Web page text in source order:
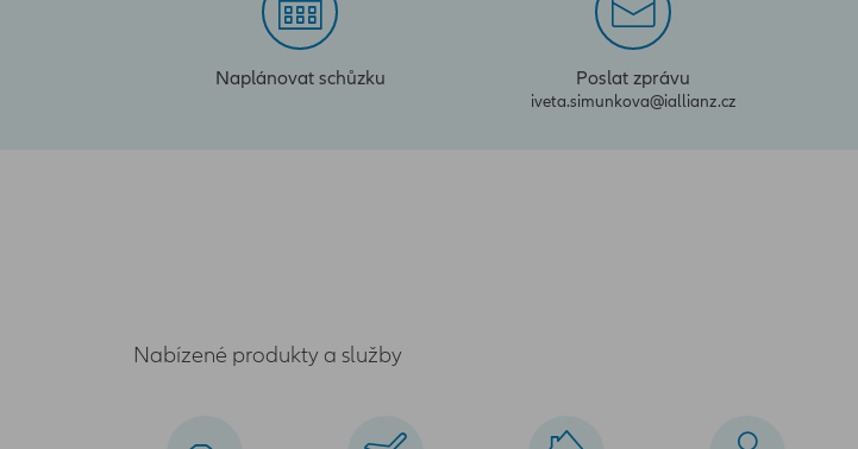
Naplánovat schůzku Poslat zprávu
iveta.simunkova@iallianz.cz
Nabízené produkty a služby